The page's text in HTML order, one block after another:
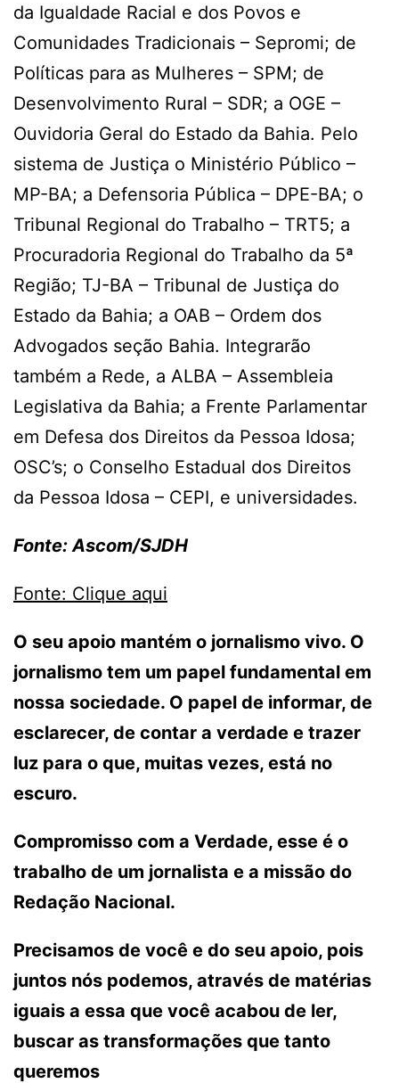
da Igualdade Racial e dos Povos e
Comunidades Tradicionais – Sepromi; de
Políticas para as Mulheres – SPM; de
Desenvolvimento Rural – SDR; a OGE –
Ouvidoria Geral do Estado da Bahia. Pelo
sistema de Justiça o Ministério Público –
MP-BA; a Defensoria Pública – DPE-BA; o
Tribunal Regional do Trabalho – TRT5; a
Procuradoria Regional do Trabalho da 5ª
Região; TJ-BA – Tribunal de Justiça do
Estado da Bahia; a OAB – Ordem dos
Advogados seção Bahia. Integrarão
também a Rede, a ALBA – Assembleia
Legislativa da Bahia; a Frente Parlamentar
em Defesa dos Direitos da Pessoa Idosa;
OSC’s; o Conselho Estadual dos Direitos
da Pessoa Idosa – CEPI, e universidades.
Fonte: Ascom/SJDH
Fonte: Clique aqui
O seu apoio mantém o jornalismo vivo. O
jornalismo tem um papel fundamental em
nossa sociedade. O papel de informar, de
esclarecer, de contar a verdade e trazer
luz para o que, muitas vezes, está no
escuro.
Compromisso com a Verdade, esse é o
trabalho de um jornalista e a missão do
Redação Nacional.
Precisamos de você e do seu apoio, pois
juntos nós podemos, através de matérias
iguais a essa que você acabou de ler,
buscar as transformações que tanto
queremos